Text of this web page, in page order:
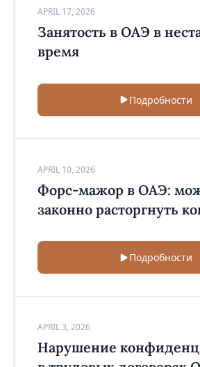
APRIL 17, 2026
Занятость в ОАЭ в
время
Подробности
APRIL 10, 2026
Форс-мажор в ОАЭ:
законно расторгнуть
Подробности
APRIL 3, 2026
Нарушение